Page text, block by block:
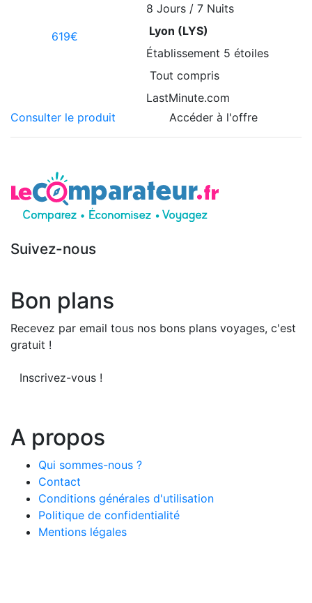
619€
8 Jours / 7 Nuits
Lyon (LYS)
Établissement 5 étoiles
Tout compris
LastMinute.com
Consulter le produit
Accéder à l'offre
Suivez-nous
Bon plans
Recevez par email tous nos bons plans voyages, c'est
gratuit !
Inscrivez-vous !
A propos
Qui sommes-nous ?
Contact
Conditions générales d'utilisation
Politique de confidentialité
Mentions légales